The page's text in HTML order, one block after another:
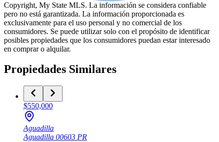
Copyright, My State MLS. La información se considera confiable
pero no está garantizada. La información proporcionada es
exclusivamente para el uso personal y no comercial de los
consumidores. Se puede utilizar solo con el propósito de identificar
posibles propiedades que los consumidores puedan estar interesado
en comprar o alquilar.
Propiedades Similares
$550,000
Aguadilla
Aguadilla 00603 PR